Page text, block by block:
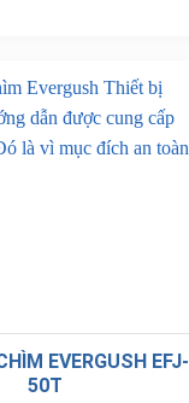
EVERGUSH EFJ-
50T